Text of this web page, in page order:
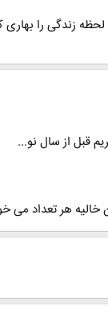
زندگی را بهاری
قبل از سال نو...
هر تعداد می